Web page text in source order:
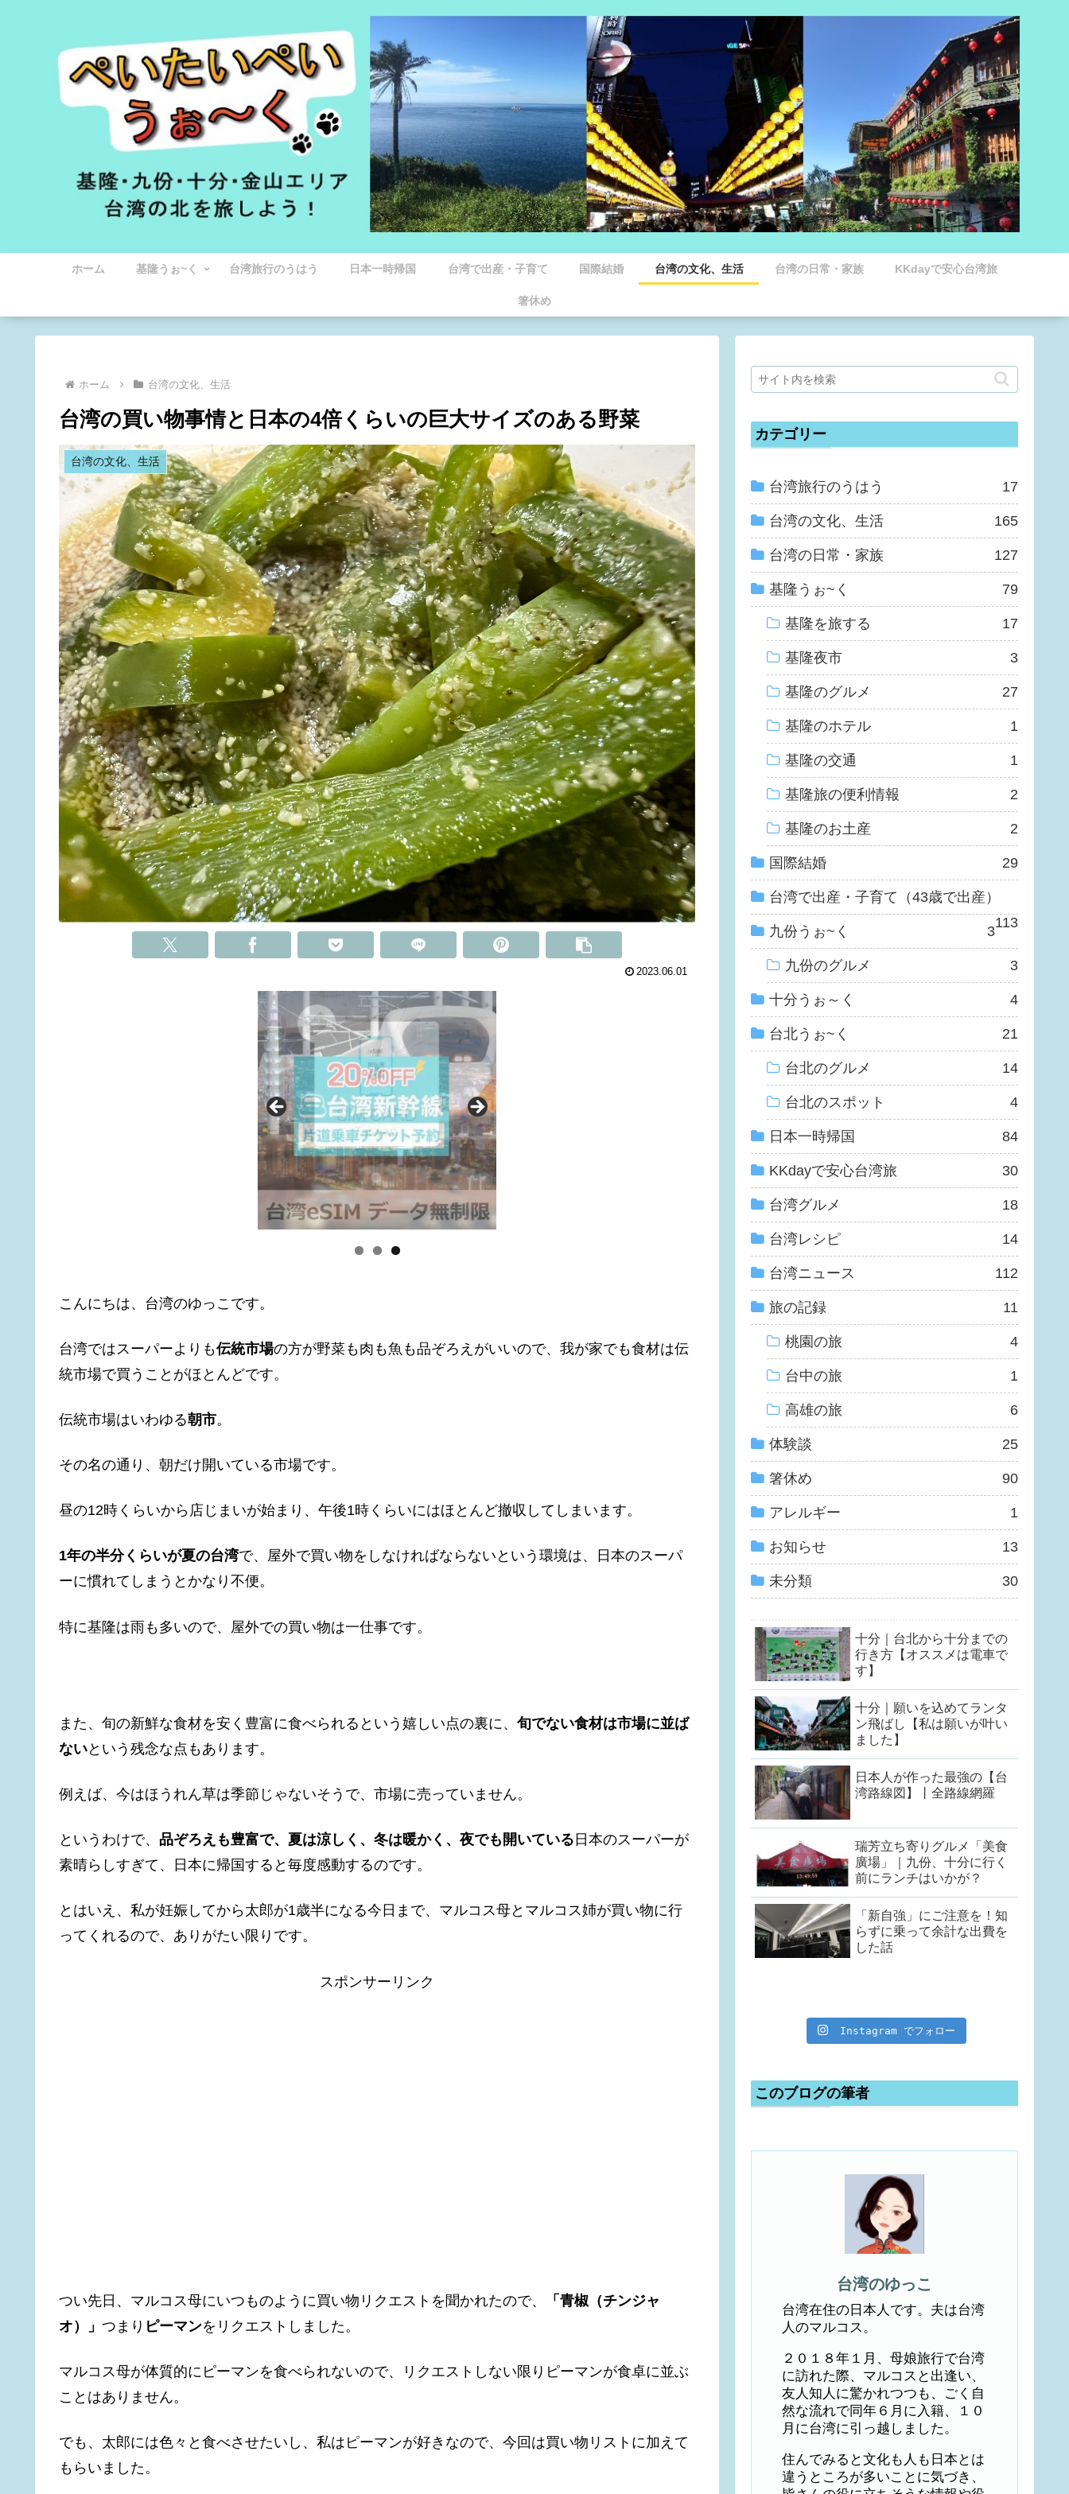
ホーム 基隆うぉ~く 台湾旅行のうはう 日本一時帰国 台湾で出産・子育て 国際結婚 台湾の文化、生活 台湾の日常・家族 KKdayで安心台湾旅
箸休め
ホーム 台湾の文化、生活
台湾の買い物事情と日本の4倍くらいの巨大サイズのある野菜
台湾の文化、生活
2023.06.01
こんにちは、台湾のゆっこです。
台湾ではスーパーよりも伝統市場の方が野菜も肉も魚も品ぞろえがいいので、我が家でも食材は伝
統市場で買うことがほとんどです。
伝統市場はいわゆる朝市。
その名の通り、朝だけ開いている市場です。
昼の12時くらいから店じまいが始まり、午後1時くらいにはほとんど撤収してしまいます。
1年の半分くらいが夏の台湾で、屋外で買い物をしなければならないという環境は、日本のスーパ
ーに慣れてしまうとかなり不便。
特に基隆は雨も多いので、屋外での買い物は一仕事です。
また、旬の新鮮な食材を安く豊富に食べられるという嬉しい点の裏に、 旬でない食材は市場に並ば
ないという残念な点もあります。
例えば、今はほうれん草は季節じゃないそうで、市場に売っていません。
というわけで、 品ぞろえも豊富で、夏は涼しく、冬は暖かく、夜でも開いている 日本のスーパーが
素晴らしすぎて、日本に帰国すると毎度感動するのです。
とはいえ、私が妊娠してから太郎が1歳半になる今日まで、マルコス母とマルコス姉が買い物に行
ってくれるので、ありがたい限りです。
スポンサーリンク
つい先日、マルコス母にいつものように買い物リクエストを聞かれたので、
「青椒（チンジャ
オ）」 つまり ピーマンをリクエストしました。
マルコス母が体質的にピーマンを食べられないので、リクエストしない限りピーマンが食卓に並ぶ
ことはありません。
でも、太郎には色々と食べさせたいし、私はピーマンが好きなので、今回は買い物リストに加えて
もらいました。
カテゴリー
台湾旅行のうはう 17
台湾の文化、生活 165
台湾の日常・家族 127
基隆うぉ~く 79
基隆を旅する 17
基隆夜市 3
基隆のグルメ 27
基隆のホテル 1
基隆の交通 1
基隆旅の便利情報 2
基隆のお土産 2
国際結婚 29
台湾で出産・子育て（43歳で出産）
113
九份うぉ~く 3
九份のグルメ 3
十分うぉ～く 4
台北うぉ~く 21
台北のグルメ 14
台北のスポット 4
日本一時帰国 84
KKdayで安心台湾旅 30
台湾グルメ 18
台湾レシピ 14
台湾ニュース 112
旅の記録 11
桃園の旅 4
台中の旅 1
高雄の旅 6
体験談 25
箸休め 90
アレルギー 1
お知らせ 13
未分類 30
十分｜台北から十分までの
行き方【オススメは電車で
す】
十分｜願いを込めてランタ
ン飛ばし【私は願いが叶い
ました】
日本人が作った最強の【台
湾路線図】丨全路線網羅
瑞芳立ち寄りグルメ「美食
廣場」｜九份、十分に行く
前にランチはいかが？
「新自強」にご注意を！知
らずに乗って余計な出費を
した話
Instagram でフォロー
このブログの筆者
台湾のゆっこ
台湾在住の日本人です。夫は台湾
人のマルコス。
２０１８年１月、母娘旅行で台湾
に訪れた際、マルコスと出逢い、
友人知人に驚かれつつも、ごく自
然な流れで同年６月に入籍、１０
月に台湾に引っ越しました。
住んでみると文化も人も日本とは
違うところが多いことに気づき、